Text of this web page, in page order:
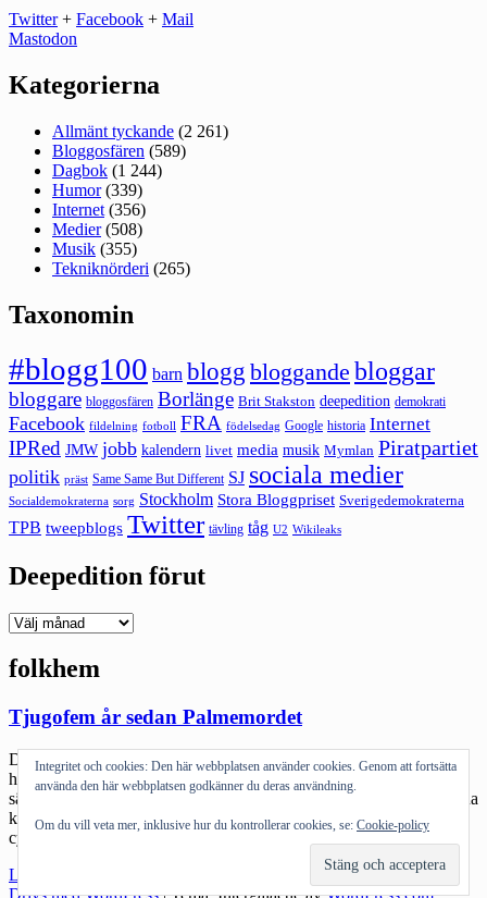
Twitter+ Facebook + Mail
Mastodon
Kategorierna
Allmänt tyckande (2 261)
Bloggosfären (589)
Dagbok (1 244)
Humor(339)
Internet (356)
Medier(508)
Musik (355)
Tekniknörderi (265)
Taxonomin
#blogg100 barn blogg bloggande bloggar
bloggare bloggosfären Borlänge Brit Stakston deepedition demokrati
Facebook fildelning fotboll FRA födelsedag Google historia Internet
IPRed JMW jobb kalendern livet media musik Mymlan Piratpartiet
politik präst Same Same But Different SJ sociala medier
Socialdemokraterna sorg Stockholm Stora Bloggpriset Sverigedemokraterna
TPB tweepblogs Twitter tävling tåg U2 Wikileaks
Deepedition förut
Deepedition
folkhem
Tjugofem år sedan Palmemordet
Det har gått tjugofem år sedan Olof Palme mördades. Ingen har
hittat någon mördare även om Lisbet Palme anser sig veta med
säkerhet och Leif GW Persson har en teori. Själv minns jag den sena
kvällen väldigt väl. Jag hade varit med kompisar i Missionskyrkan,
cyklat hem och eftersom jag var ensam så satte jag […]
Läs mer
år
Drivs med WordPress |Tema: Intergalactic avWordPress.com.
Integritet och cookies: Den här webbplatsen använder cookies. Genom att fortsätta
använda den här webbplatsen godkänner du deras användning.
Om du vill veta mer, inklusive hur du kontrollerar cookies, se: Cookie-policy